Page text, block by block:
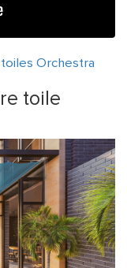
Orchestra
toile